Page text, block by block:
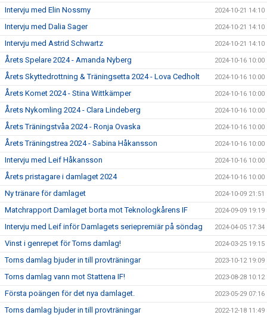
Intervju med Elin Nossmy 2024-10-21 14:10
Intervju med Dalia Sager 2024-10-21 14:10
Intervju med Astrid Schwartz 2024-10-21 14:10
Årets Spelare 2024 - Amanda Nyberg 2024-10-16 10:00
Årets Skyttedrottning & Träningsetta 2024 - Lova Cedholt 2024-10-16 10:00
Årets Komet 2024 - Stina Wittkämper 2024-10-16 10:00
Årets Nykomling 2024 - Clara Lindeberg 2024-10-16 10:00
Årets Träningstvåa 2024 - Ronja Ovaska 2024-10-16 10:00
Årets Träningstrea 2024 - Sabina Håkansson 2024-10-16 10:00
Intervju med Leif Håkansson 2024-10-16 10:00
Årets pristagare i damlaget 2024 2024-10-16 10:00
Ny tränare för damlaget 2024-10-09 21:51
Matchrapport Damlaget borta mot Teknologkårens IF 2024-09-09 19:19
Intervju med Leif inför Damlagets seriepremiär på söndag 2024-04-05 17:34
Vinst i genrepet för Torns damlag! 2024-03-25 19:15
Torns damlag bjuder in till provträningar 2023-10-12 19:09
Torns damlag vann mot Stattena IF! 2023-08-28 10:12
Första poängen för det nya damlaget. 2023-05-29 07:16
Torns damlag bjuder in till provträningar 2022-12-18 11:49